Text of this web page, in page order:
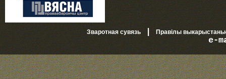
Зваротная сувязь| Правілы
e-